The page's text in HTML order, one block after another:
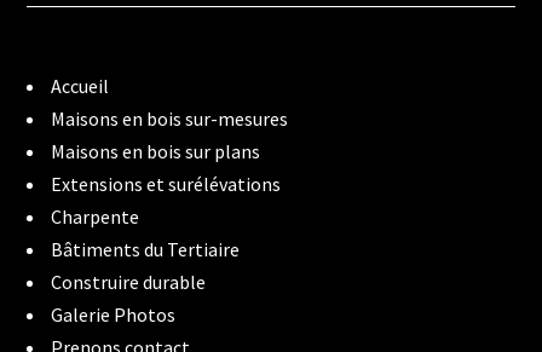
Accueil
Maisons en bois sur-mesures
Maisons en bois sur plans
Extensions et surélévations
Charpente
Bâtiments du Tertiaire
Construire durable
Galerie Photos
Prenons contact